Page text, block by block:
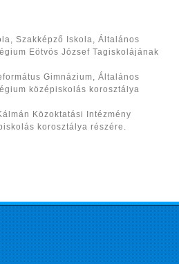
Szakképző Iskola, Általános
Eötvös József Tagiskolájának
Gimnázium, Általános
középiskolás korosztálya
Közoktatási Intézmény
korosztálya részére.